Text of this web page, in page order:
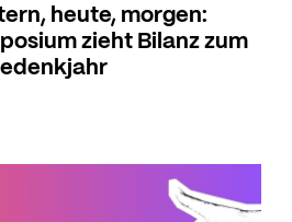
heute, morgen:
zieht Bilanz zum